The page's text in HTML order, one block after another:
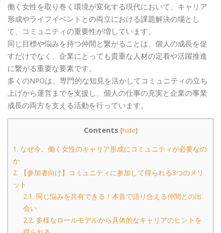
働く女性を取り巻く環境が変化する現代において、キャリア
形成やライフイベントとの両立における課題解決の場とし
て、コミュニティの重要性が増しています。
同じ目標や悩みを持つ仲間と繋がることは、個人の成長を促
すだけでなく、企業にとっても貴重な人材の定着や活躍推進
に繋がる重要な要素です。
多くのNPOは、専門的な知見を活かしてコミュニティの立ち
上げから運営までを支援し、個人の仕事の充実と企業の事業
成長の両方を支える活動を行っています。
Contents [hide]
1. なぜ今、働く女性のキャリア形成にコミュニティが必要なの
か
2. 【参加者向け】コミュニティに参加して得られる3つのメリ
ット
2.1. 同じ悩みを共有できる！本音で語り合える仲間との出
会い
2.2. 多様なロールモデルから具体的なキャリアのヒントを